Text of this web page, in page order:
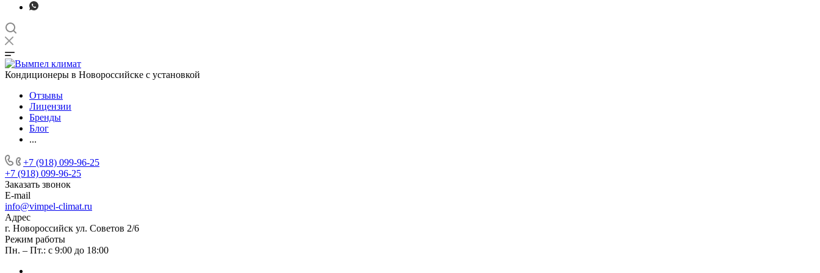
Кондиционеры в Новороссийске с установкой
Отзывы
Лицензии
Бренды
Блог
...
+7 (918) 099-96-25
+7 (918) 099-96-25
Заказать звонок
E-mail
info@vimpel-climat.ru
Адрес
г. Новороссийск ул. Советов 2/6
Режим работы
Пн. – Пт.: с 9:00 до 18:00